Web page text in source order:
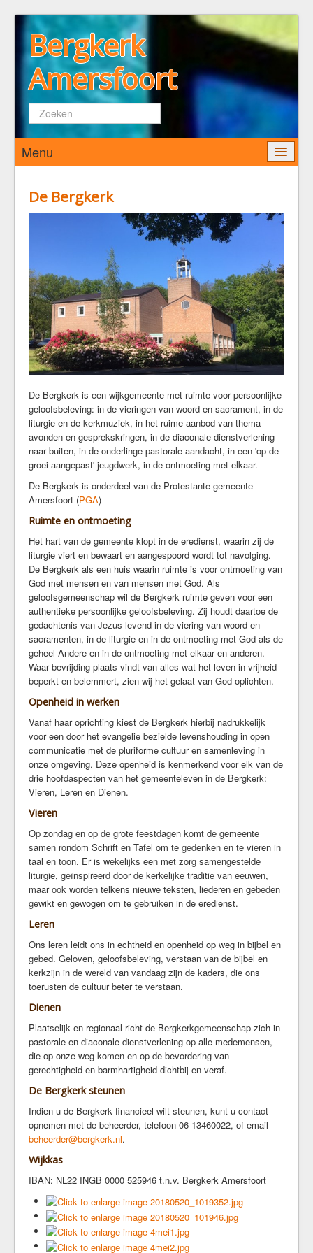
Bergkerk
Amersfoort
Zoeken...
Menu
Wie zijn wij
Kerkenraad
Pastoraat
Diaconaat
Kerkrentmeesters
Kerkmuziek
Geschiedenis
Kerkdiensten
Komende Erediensten
Kapeldienst
Zondagse Eredienst
Avondgebed
Bijzondere diensten
Kerkdienst gemist
Ouder-en-kind vieringen
Kerkdienst bij stukjes en beetjes
Commissie Eredienst
Jeugd/jongeren
Crèche
Kindervieringen
Rond de 15
Ouder-en-kind vieringen
Activiteiten
Actueel
Podcast
Kunstcommissie BK2
Gesprekskringen
Van de diaconie
Onder de vijgenboom
Taakgroep ouderen
Tuincommissie
Op de hoogte blijven
Documenten
Orde van dienst
Beleidsplan
Nieuwsbrieven
Vitaliteitsscan
Financiën
Toekomstvisie
Login
Verhuur
Contact
Bergkapel
Muziek op de Berg
Film op de Berg
Amersfoortse Bergrede
Stichting Amersfoortse Bergkapel
De Bergkerk
De Bergkerk is een wijkgemeente met ruimte voor persoonlijke
geloofsbeleving: in de vieringen van woord en sacrament, in de
liturgie en de kerkmuziek, in het ruime aanbod van thema-
avonden en gesprekskringen, in de diaconale dienstverlening
naar buiten, in de onderlinge pastorale aandacht, in een 'op de
groei aangepast' jeugdwerk, in de ontmoeting met elkaar.
De Bergkerk is onderdeel van de Protestante gemeente
Amersfoort (PGA)
Ruimte en ontmoeting
Het hart van de gemeente klopt in de eredienst, waarin zij de
liturgie viert en bewaart en aangespoord wordt tot navolging.
De Bergkerk als een huis waarin ruimte is voor ontmoeting van
God met mensen en van mensen met God. Als
geloofsgemeenschap wil de Bergkerk ruimte geven voor een
authentieke persoonlijke geloofsbeleving. Zij houdt daartoe de
gedachtenis van Jezus levend in de viering van woord en
sacramenten, in de liturgie en in de ontmoeting met God als de
geheel Andere en in de ontmoeting met elkaar en anderen.
Waar bevrijding plaats vindt van alles wat het leven in vrijheid
beperkt en belemmert, zien wij het gelaat van God oplichten.
Openheid in werken
Vanaf haar oprichting kiest de Bergkerk hierbij nadrukkelijk
voor een door het evangelie bezielde levenshouding in open
communicatie met de pluriforme cultuur en samenleving in
onze omgeving. Deze openheid is kenmerkend voor elk van de
drie hoofdaspecten van het gemeenteleven in de Bergkerk:
Vieren, Leren en Dienen.
Vieren
Op zondag en op de grote feestdagen komt de gemeente
samen rondom Schrift en Tafel om te gedenken en te vieren in
taal en toon. Er is wekelijks een met zorg samengestelde
liturgie, geïnspireerd door de kerkelijke traditie van eeuwen,
maar ook worden telkens nieuwe teksten, liederen en gebeden
gewikt en gewogen om te gebruiken in de eredienst.
Leren
Ons leren leidt ons in echtheid en openheid op weg in bijbel en
gebed. Geloven, geloofsbeleving, verstaan van de bijbel en
kerkzijn in de wereld van vandaag zijn de kaders, die ons
toerusten de cultuur beter te verstaan.
Dienen
Plaatselijk en regionaal richt de Bergkerkgemeenschap zich in
pastorale en diaconale dienstverlening op alle medemensen,
die op onze weg komen en op de bevordering van
gerechtigheid en barmhartigheid dichtbij en veraf.
De Bergkerk steunen
Indien u de Bergkerk financieel wilt steunen, kunt u contact
opnemen met de beheerder, telefoon 06-13460022, of email
beheerder@bergkerk.nl.
Wijkkas
IBAN: NL22 INGB 0000 525946 t.n.v. Bergkerk Amersfoort